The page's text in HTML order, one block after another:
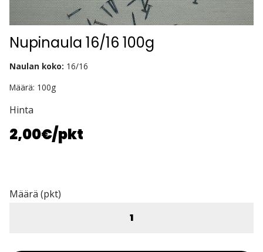
Nupinaula 16/16 100g
Naulan koko: 16/16
Määrä: 100g
Hinta
2,00€/pkt
Määrä (pkt)